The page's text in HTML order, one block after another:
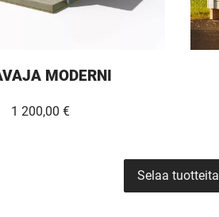
MODERNI
1 200,00 €
Selaa tuotteita